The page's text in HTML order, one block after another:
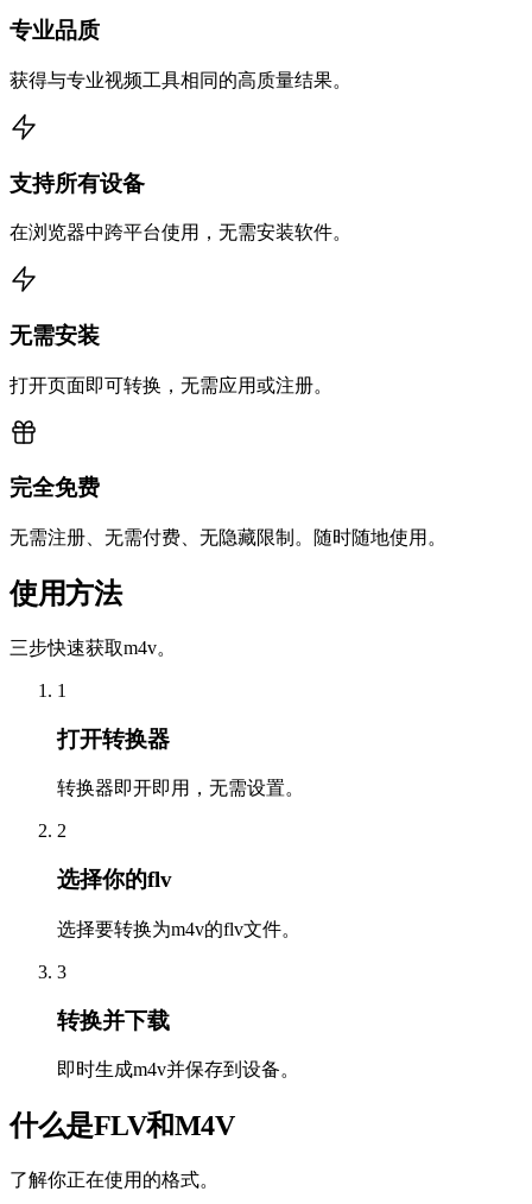
专业品质
获得与专业视频工具相同的高质量结果。
支持所有设备
在浏览器中跨平台使用，无需安装软件。
无需安装
打开页面即可转换，无需应用或注册。
完全免费
无需注册、无需付费、无隐藏限制。随时随地使用。
使用方法
三步快速获取m4v。
1
打开转换器
转换器即开即用，无需设置。
2
选择你的flv
选择要转换为m4v的flv文件。
3
转换并下载
即时生成m4v并保存到设备。
什么是FLV和M4V
了解你正在使用的格式。